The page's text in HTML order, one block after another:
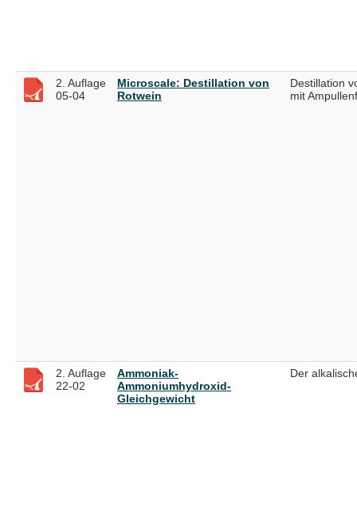
2. Auflage
05-04
Microscale: Destillation von
Rotwein
Destillation
mit
2. Auflage
22-02
Ammoniak-
Ammoniumhydroxid-
Gleichgewicht
Der